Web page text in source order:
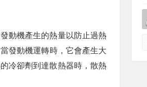
動機產生的熱量以防止過熱
發動機運轉時，它會產生大
冷卻劑到達散熱器時，散熱